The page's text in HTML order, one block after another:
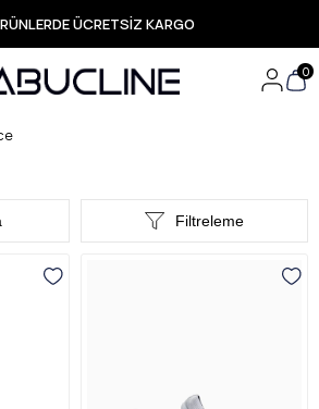
ÜCRETSİZ KARGO
Ürünlerde Özel Fırsatlar
Ürünlerde Hızlı Teslimat
0
Filtreleme